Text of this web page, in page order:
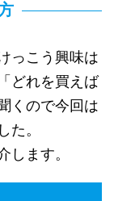
っこう興味は
どれを買えば
くので今回は
た。
します。